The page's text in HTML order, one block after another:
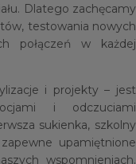
Dlatego zachęcamy
testowania nowych
połączeń w każdej
i projekty – jest
i odczuciami
sukienka, szkolny
upamiętnione
wspomnieniach.